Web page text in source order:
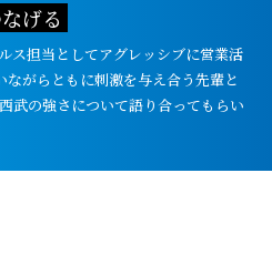
げる
ス担当としてアグレッシブに営業活
がらともに刺激を与え合う先輩と
武の強さについて語り合ってもらい